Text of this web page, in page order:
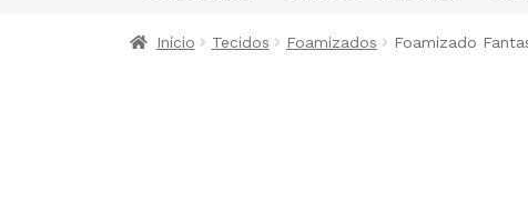
Início Tecidos Foamizados Foamizado